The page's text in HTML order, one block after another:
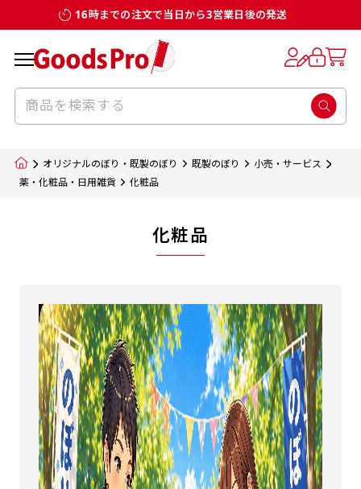
16時までの注文で当日から3営業日後の発送
オリジナルのぼり・既製のぼり 既製のぼり
小売・サービス
薬・化粧品・日用雑貨
化粧品
化粧品